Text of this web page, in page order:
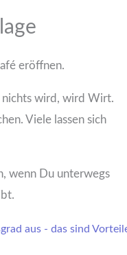
eröffnen.
nichts wird, wird Wirt.
Viele lassen sich
wenn Du unterwegs